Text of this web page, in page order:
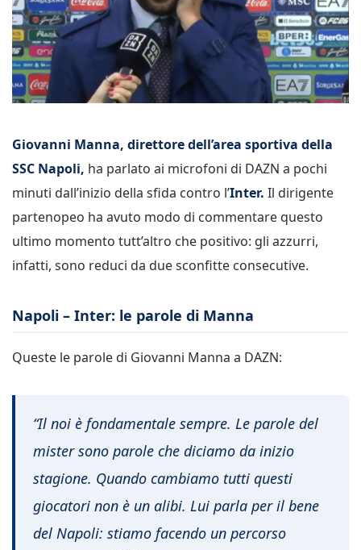
Giovanni Manna, direttore dell’area sportiva della
SSC Napoli, ha parlato ai microfoni di DAZN a pochi
minuti dall’inizio della sfida contro l’Inter. Il dirigente
partenopeo ha avuto modo di commentare questo
ultimo momento tutt’altro che positivo: gli azzurri,
infatti, sono reduci da due sconfitte consecutive.
Napoli – Inter: le parole di Manna
Queste le parole di Giovanni Manna a DAZN:
“Il noi è fondamentale sempre. Le parole del
mister sono parole che diciamo da inizio
stagione. Quando cambiamo tutti questi
giocatori non è un alibi. Lui parla per il bene
del Napoli: stiamo facendo un percorso